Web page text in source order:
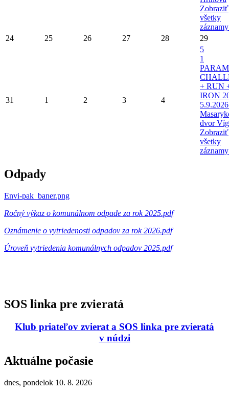
Zobraziť
všetky
24
25 26 27 28 29
31 1 2 3 4
5
1
+ RUN
IRON
dvor
Zobraziť
všetky
Odpady
Envi-pak_baner.png
Ročný výkaz o komunálnom odpade za rok 2025.pdf
Oznámenie o vytriedenosti odpadov za rok 2026.pdf
Úroveň vytriedenia komunálnych odpadov 2025.pdf
SOS linka pre zvieratá
Klub priateľov zvierat a SOS linka pre zvieratá
v núdzi
Aktuálne počasie
dnes, pondelok 10. 8. 2026